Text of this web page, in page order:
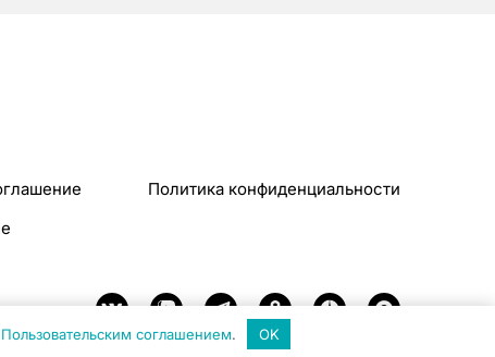
Политика конфиденциальности
Пользовательским соглашением. OK